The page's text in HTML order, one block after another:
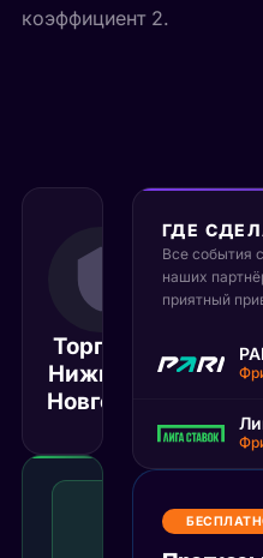
коэффициент 2.
Торпедо
Нижний-
Новгород
12
1
с
ГДЕ
Все события
наших
приятный